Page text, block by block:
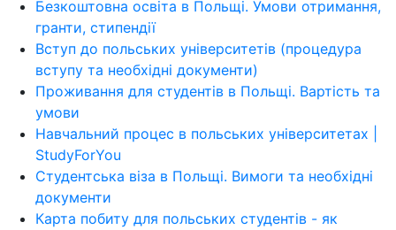
Безкоштовна освіта в Польщі. Умови отримання,
гранти, стипендії
Вступ до польських університетів (процедура
вступу та необхідні документи)
Проживання для студентів в Польщі. Вартість та
умови
Навчальний процес в польських університетах |
StudyForYou
Студентська віза в Польщі. Вимоги та необхідні
документи
Карта побиту для польських студентів - як